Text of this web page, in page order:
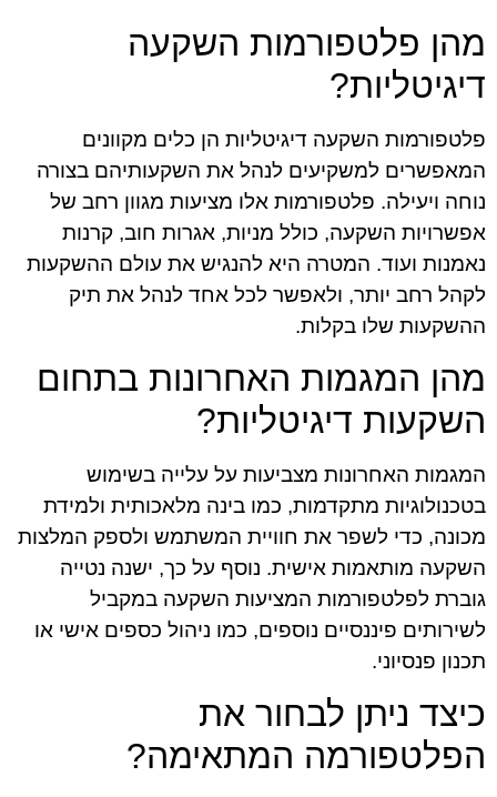
מהן פלטפורמות השקעה
דיגיטליות?
פלטפורמות השקעה דיגיטליות הן כלים מקוונים
המאפשרים למשקיעים לנהל את השקעותיהם בצורה
נוחה ויעילה. פלטפורמות אלו מציעות מגוון רחב של
אפשרויות השקעה, כולל מניות, אגרות חוב, קרנות
נאמנות ועוד. המטרה היא להנגיש את עולם ההשקעות
לקהל רחב יותר, ולאפשר לכל אחד לנהל את תיק
ההשקעות שלו בקלות.
מהן המגמות האחרונות בתחום
השקעות דיגיטליות?
המגמות האחרונות מצביעות על עלייה בשימוש
בטכנולוגיות מתקדמות, כמו בינה מלאכותית ולמידת
מכונה, כדי לשפר את חוויית המשתמש ולספק המלצות
השקעה מותאמות אישית. נוסף על כך, ישנה נטייה
גוברת לפלטפורמות המציעות השקעה במקביל
לשירותים פיננסיים נוספים, כמו ניהול כספים אישי או
תכנון פנסיוני.
כיצד ניתן לבחור את
הפלטפורמה המתאימה?